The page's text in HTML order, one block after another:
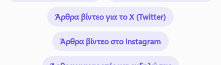
Άρθρα βίντεο για το X (Twitter)
Άρθρα βίντεο στο Instagram